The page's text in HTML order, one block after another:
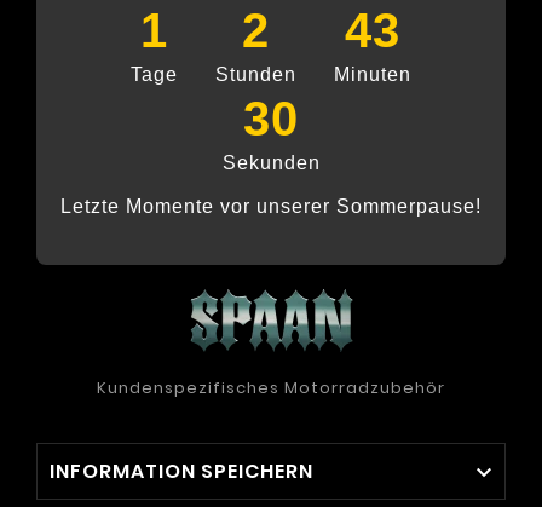
1
Tage
2
Stunden
43
Minuten
30
Sekunden
Letzte Momente vor unserer Sommerpause!
Kundenspezifisches Motorradzubehör
INFORMATION SPEICHERN 